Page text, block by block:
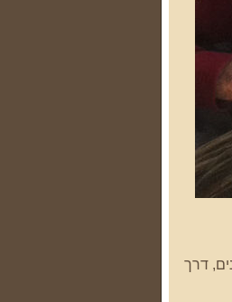
את דודתנו האהובה, הדרך החשובה ביותר שהיא הולכת בה מזה כמעט 43 שנים, דרך